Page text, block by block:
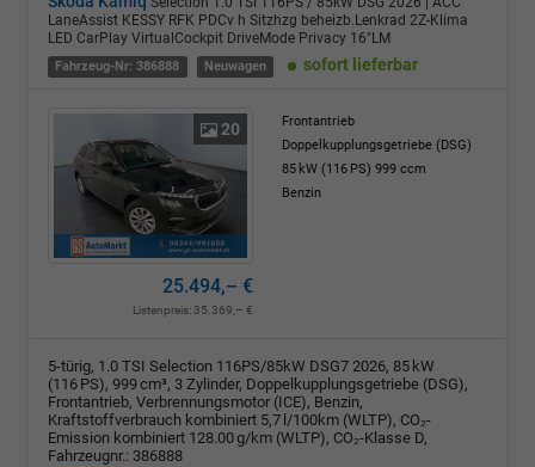
LaneAssist KESSY RFK PDCv h Sitzhzg beheizb.Lenkrad 2Z-Klima
LED CarPlay VirtualCockpit DriveMode Privacy 16"LM
Fahrzeug-Nr: 386888 Neuwagen sofort lieferbar
20
Frontantrieb
Doppelkupplungsgetriebe (DSG)
85 kW (116 PS) 999 ccm
Benzin
25.494,– €
Listenpreis:35.369,– €
5-türig, 1.0 TSI Selection 116PS/85kW DSG7 2026, 85 kW
(116 PS), 999 cm³, 3 Zylinder, Doppelkupplungsgetriebe (DSG),
Frontantrieb, Verbrennungsmotor (ICE), Benzin,
Kraftstoffverbrauch kombiniert 5,7 l/100km (WLTP), CO₂-
Emission kombiniert 128.00 g/km (WLTP), CO₂-Klasse D,
Fahrzeugnr.: 386888